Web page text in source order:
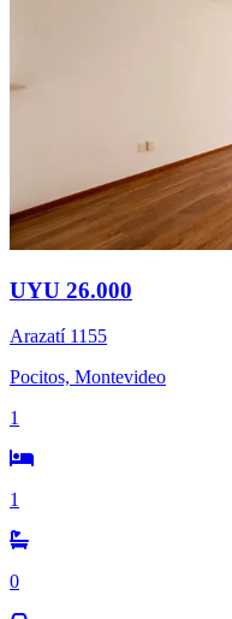
UYU 26.000
Arazatí 1155
Pocitos, Montevideo
1
1
0